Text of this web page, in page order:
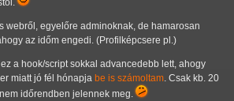
webről, egyelőre adminoknak, de hamarosan
az időm engedi. (Profilképcsere pl.)
a hook/script sokkal advancedebb lett, ahogy
miatt jó fél hónapja be is számoltam. Csak kb. 20
időrendben jelennek meg.